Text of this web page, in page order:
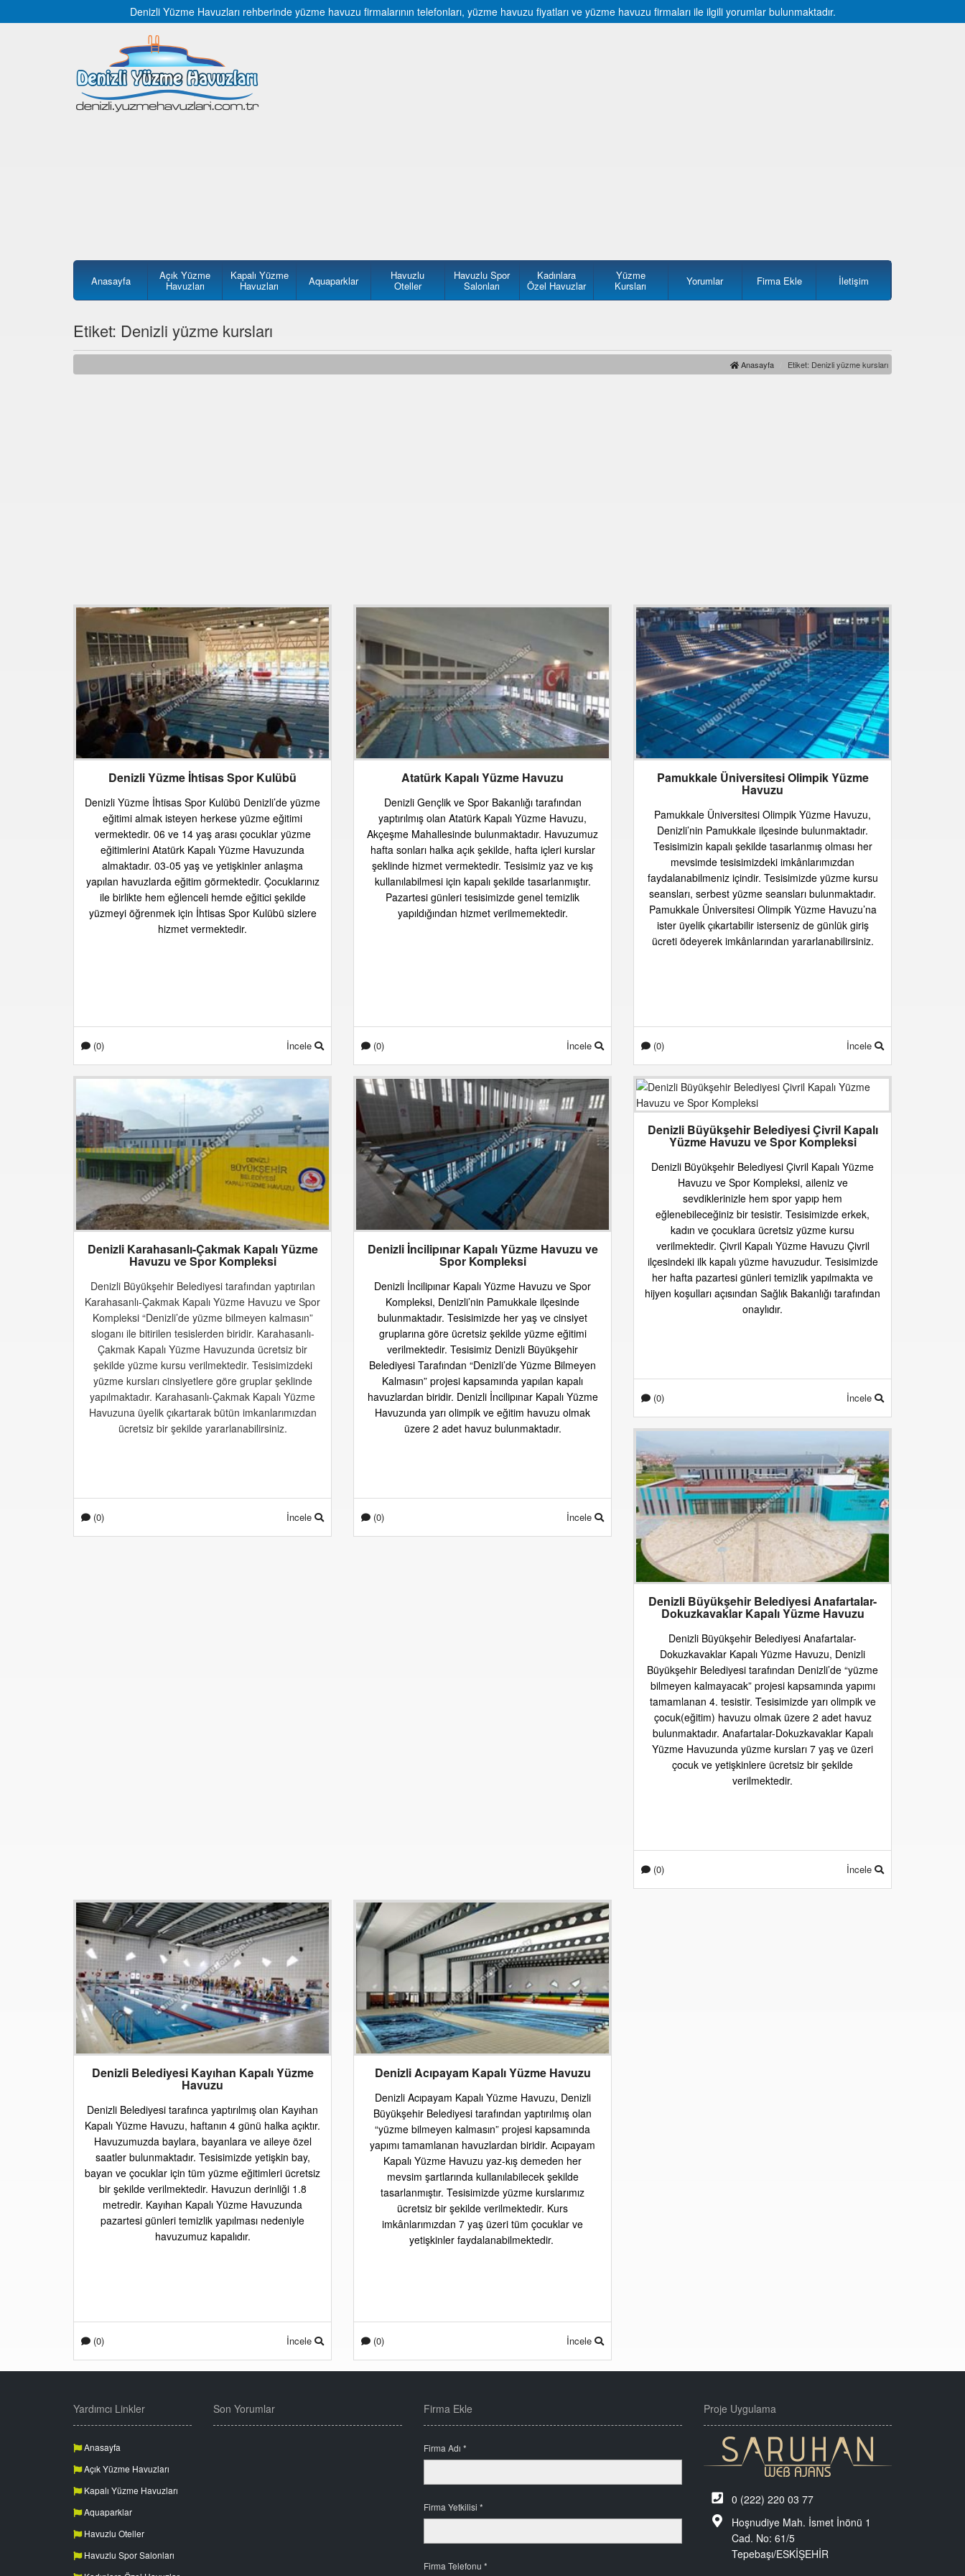
Denizli Yüzme Havuzları rehberinde yüzme havuzu firmalarının telefonları, yüzme havuzu fiyatları ve yüzme havuzu firmaları ile ilgili yorumlar bulunmaktadır.
Anasayfa Açık Yüzme
Havuzları
Kapalı Yüzme
Havuzları Aquaparklar Havuzlu
Oteller
Havuzlu Spor
Salonları
Kadınlara
Özel Havuzlar
Yüzme
Kursları Yorumlar Firma Ekle İletişim
Etiket: Denizli yüzme kursları
Anasayfa Etiket: Denizli yüzme kursları
Denizli Yüzme İhtisas Spor Kulübü
Denizli Yüzme İhtisas Spor Kulübü Denizli’de yüzme
eğitimi almak isteyen herkese yüzme eğitimi
vermektedir. 06 ve 14 yaş arası çocuklar yüzme
eğitimlerini Atatürk Kapalı Yüzme Havuzunda
almaktadır. 03-05 yaş ve yetişkinler anlaşma
yapılan havuzlarda eğitim görmektedir. Çocuklarınız
ile birlikte hem eğlenceli hemde eğitici şekilde
yüzmeyi öğrenmek için İhtisas Spor Kulübü sizlere
hizmet vermektedir.
(0) İncele
Atatürk Kapalı Yüzme Havuzu
Denizli Gençlik ve Spor Bakanlığı tarafından
yaptırılmış olan Atatürk Kapalı Yüzme Havuzu,
Akçeşme Mahallesinde bulunmaktadır. Havuzumuz
hafta sonları halka açık şekilde, hafta içleri kurslar
şeklinde hizmet vermektedir. Tesisimiz yaz ve kış
kullanılabilmesi için kapalı şekilde tasarlanmıştır.
Pazartesi günleri tesisimizde genel temizlik
yapıldığından hizmet verilmemektedir.
(0) İncele
Pamukkale Üniversitesi Olimpik Yüzme
Havuzu
Pamukkale Üniversitesi Olimpik Yüzme Havuzu,
Denizli’nin Pamukkale ilçesinde bulunmaktadır.
Tesisimizin kapalı şekilde tasarlanmış olması her
mevsimde tesisimizdeki imkânlarımızdan
faydalanabilmeniz içindir. Tesisimizde yüzme kursu
seansları, serbest yüzme seansları bulunmaktadır.
Pamukkale Üniversitesi Olimpik Yüzme Havuzu’na
ister üyelik çıkartabilir isterseniz de günlük giriş
ücreti ödeyerek imkânlarından yararlanabilirsiniz.
(0) İncele
Denizli Karahasanlı-Çakmak Kapalı Yüzme
Havuzu ve Spor Kompleksi
Denizli Büyükşehir Belediyesi tarafından yaptırılan
Karahasanlı-Çakmak Kapalı Yüzme Havuzu ve Spor
Kompleksi “Denizli’de yüzme bilmeyen kalmasın”
sloganı ile bitirilen tesislerden biridir. Karahasanlı-
Çakmak Kapalı Yüzme Havuzunda ücretsiz bir
şekilde yüzme kursu verilmektedir. Tesisimizdeki
yüzme kursları cinsiyetlere göre gruplar şeklinde
yapılmaktadır. Karahasanlı-Çakmak Kapalı Yüzme
Havuzuna üyelik çıkartarak bütün imkanlarımızdan
ücretsiz bir şekilde yararlanabilirsiniz.
(0) İncele
Denizli İncilipınar Kapalı Yüzme Havuzu ve
Spor Kompleksi
Denizli İncilipınar Kapalı Yüzme Havuzu ve Spor
Kompleksi, Denizli’nin Pamukkale ilçesinde
bulunmaktadır. Tesisimizde her yaş ve cinsiyet
gruplarına göre ücretsiz şekilde yüzme eğitimi
verilmektedir. Tesisimiz Denizli Büyükşehir
Belediyesi Tarafından “Denizli’de Yüzme Bilmeyen
Kalmasın” projesi kapsamında yapılan kapalı
havuzlardan biridir. Denizli İncilipınar Kapalı Yüzme
Havuzunda yarı olimpik ve eğitim havuzu olmak
üzere 2 adet havuz bulunmaktadır.
(0) İncele
Denizli Büyükşehir Belediyesi Çivril Kapalı
Yüzme Havuzu ve Spor Kompleksi
Denizli Büyükşehir Belediyesi Çivril Kapalı Yüzme
Havuzu ve Spor Kompleksi, aileniz ve
sevdiklerinizle hem spor yapıp hem
eğlenebileceğiniz bir tesistir. Tesisimizde erkek,
kadın ve çocuklara ücretsiz yüzme kursu
verilmektedir. Çivril Kapalı Yüzme Havuzu Çivril
ilçesindeki ilk kapalı yüzme havuzudur. Tesisimizde
her hafta pazartesi günleri temizlik yapılmakta ve
hijyen koşulları açısından Sağlık Bakanlığı tarafından
onaylıdır.
(0) İncele
Denizli Büyükşehir Belediyesi Anafartalar-
Dokuzkavaklar Kapalı Yüzme Havuzu
Denizli Büyükşehir Belediyesi Anafartalar-
Dokuzkavaklar Kapalı Yüzme Havuzu, Denizli
Büyükşehir Belediyesi tarafından Denizli’de “yüzme
bilmeyen kalmayacak” projesi kapsamında yapımı
tamamlanan 4. tesistir. Tesisimizde yarı olimpik ve
çocuk(eğitim) havuzu olmak üzere 2 adet havuz
bulunmaktadır. Anafartalar-Dokuzkavaklar Kapalı
Yüzme Havuzunda yüzme kursları 7 yaş ve üzeri
çocuk ve yetişkinlere ücretsiz bir şekilde
verilmektedir.
(0) İncele
Denizli Belediyesi Kayıhan Kapalı Yüzme
Havuzu
Denizli Belediyesi tarafınca yaptırılmış olan Kayıhan
Kapalı Yüzme Havuzu, haftanın 4 günü halka açıktır.
Havuzumuzda baylara, bayanlara ve aileye özel
saatler bulunmaktadır. Tesisimizde yetişkin bay,
bayan ve çocuklar için tüm yüzme eğitimleri ücretsiz
bir şekilde verilmektedir. Havuzun derinliği 1.8
metredir. Kayıhan Kapalı Yüzme Havuzunda
pazartesi günleri temizlik yapılması nedeniyle
havuzumuz kapalıdır.
(0) İncele
Denizli Acıpayam Kapalı Yüzme Havuzu
Denizli Acıpayam Kapalı Yüzme Havuzu, Denizli
Büyükşehir Belediyesi tarafından yaptırılmış olan
“yüzme bilmeyen kalmasın” projesi kapsamında
yapımı tamamlanan havuzlardan biridir. Acıpayam
Kapalı Yüzme Havuzu yaz-kış demeden her
mevsim şartlarında kullanılabilecek şekilde
tasarlanmıştır. Tesisimizde yüzme kurslarımız
ücretsiz bir şekilde verilmektedir. Kurs
imkânlarımızdan 7 yaş üzeri tüm çocuklar ve
yetişkinler faydalanabilmektedir.
(0) İncele
Yardımcı Linkler
Anasayfa
Açık Yüzme Havuzları
Kapalı Yüzme Havuzları
Aquaparklar
Havuzlu Oteller
Havuzlu Spor Salonları
Son Yorumlar Firma Ekle
Firma Adı *
Firma Yetkilisi *
Firma Telefonu *
Proje Uygulama
0 (222) 220 03 77
Hoşnudiye Mah. İsmet İnönü 1
Cad. No: 61/5
Tepebaşı/ESKİŞEHİR